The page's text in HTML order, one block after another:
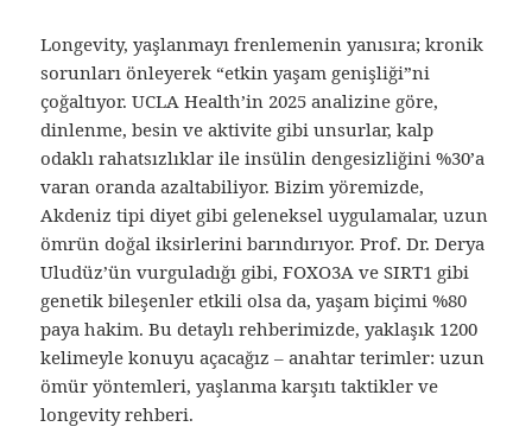
Longevity, yaşlanmayı frenlemenin yanısıra; kronik
sorunları önleyerek “etkin yaşam genişliği”ni
çoğaltıyor. UCLA Health’in 2025 analizine göre,
dinlenme, besin ve aktivite gibi unsurlar, kalp
odaklı rahatsızlıklar ile insülin dengesizliğini %30’a
varan oranda azaltabiliyor. Bizim yöremizde,
Akdeniz tipi diyet gibi geleneksel uygulamalar, uzun
ömrün doğal iksirlerini barındırıyor. Prof. Dr. Derya
Uludüz’ün vurguladığı gibi, FOXO3A ve SIRT1 gibi
genetik bileşenler etkili olsa da, yaşam biçimi %80
paya hakim. Bu detaylı rehberimizde, yaklaşık 1200
kelimeyle konuyu açacağız – anahtar terimler: uzun
ömür yöntemleri, yaşlanma karşıtı taktikler ve
longevity rehberi.